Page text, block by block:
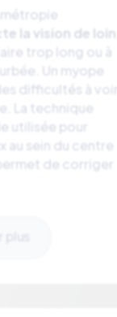
la vision de loin
trop long ou à
Un myope
difficultés à voir
La technique
utilisée pour
au sein du centre
de corriger